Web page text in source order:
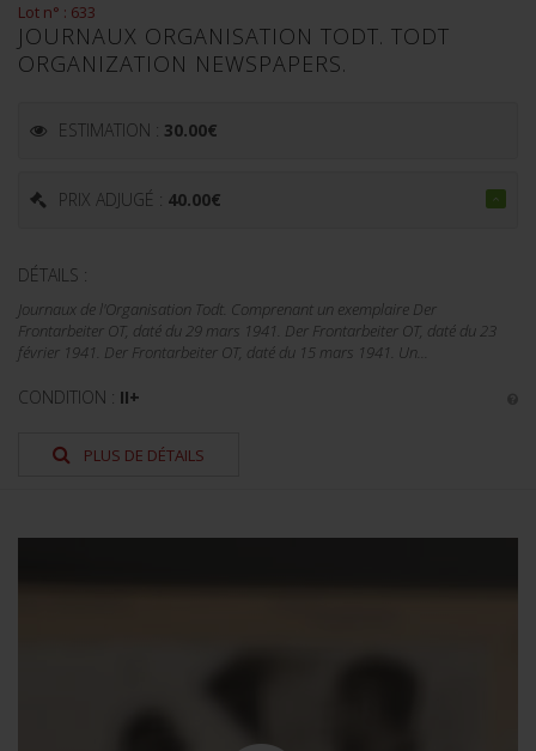
Lot n° : 633
JOURNAUX ORGANISATION TODT. TODT
ORGANIZATION NEWSPAPERS.
ESTIMATION : 30.00€
PRIX ADJUGÉ : 40.00€
DÉTAILS :
Journaux de l'Organisation Todt. Comprenant un exemplaire Der
Frontarbeiter OT, daté du 29 mars 1941. Der Frontarbeiter OT, daté du 23
février 1941. Der Frontarbeiter OT, daté du 15 mars 1941. Un...
CONDITION : II+
PLUS DE DÉTAILS